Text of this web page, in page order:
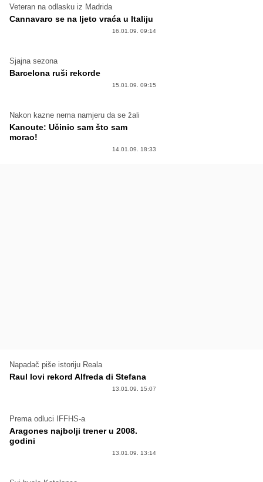
Veteran na odlasku iz Madrida
Cannavaro se na ljeto vraća u Italiju
16.01.09. 09:14
Sjajna sezona
Barcelona ruši rekorde
15.01.09. 09:15
Nakon kazne nema namjeru da se žali
Kanoute: Učinio sam što sam
morao!
14.01.09. 18:33
Napadač piše istoriju Reala
Raul lovi rekord Alfreda di Stefana
13.01.09. 15:07
Prema odluci IFFHS-a
Aragones najbolji trener u 2008.
godini
13.01.09. 13:14